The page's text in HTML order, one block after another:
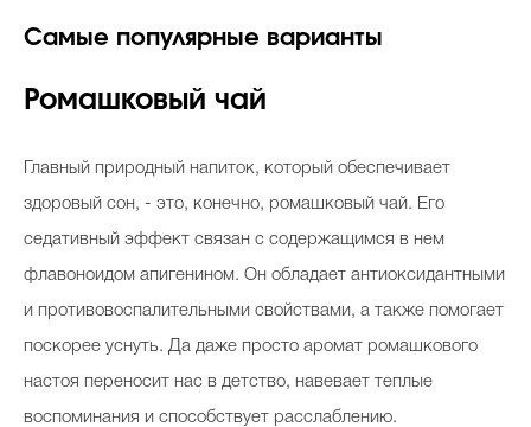
Самые популярные варианты
Ромашковый чай
Главный природный напиток, который обеспечивает
здоровый сон, - это, конечно, ромашковый чай. Его
седативный эффект связан с содержащимся в нем
флавоноидом апигенином. Он обладает антиоксидантными
и противовоспалительными свойствами, а также помогает
поскорее уснуть. Да даже просто аромат ромашкового
настоя переносит нас в детство, навевает теплые
воспоминания и способствует расслаблению.